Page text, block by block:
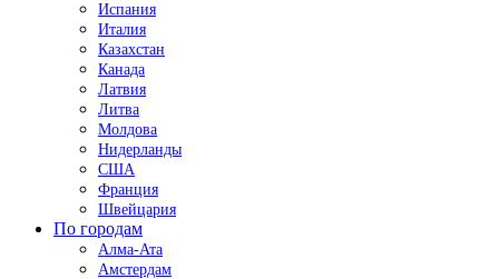
Испания
Италия
Казахстан
Канада
Латвия
Литва
Молдова
Нидерланды
США
Франция
Швейцария
По городам
Алма-Ата
Амстердам